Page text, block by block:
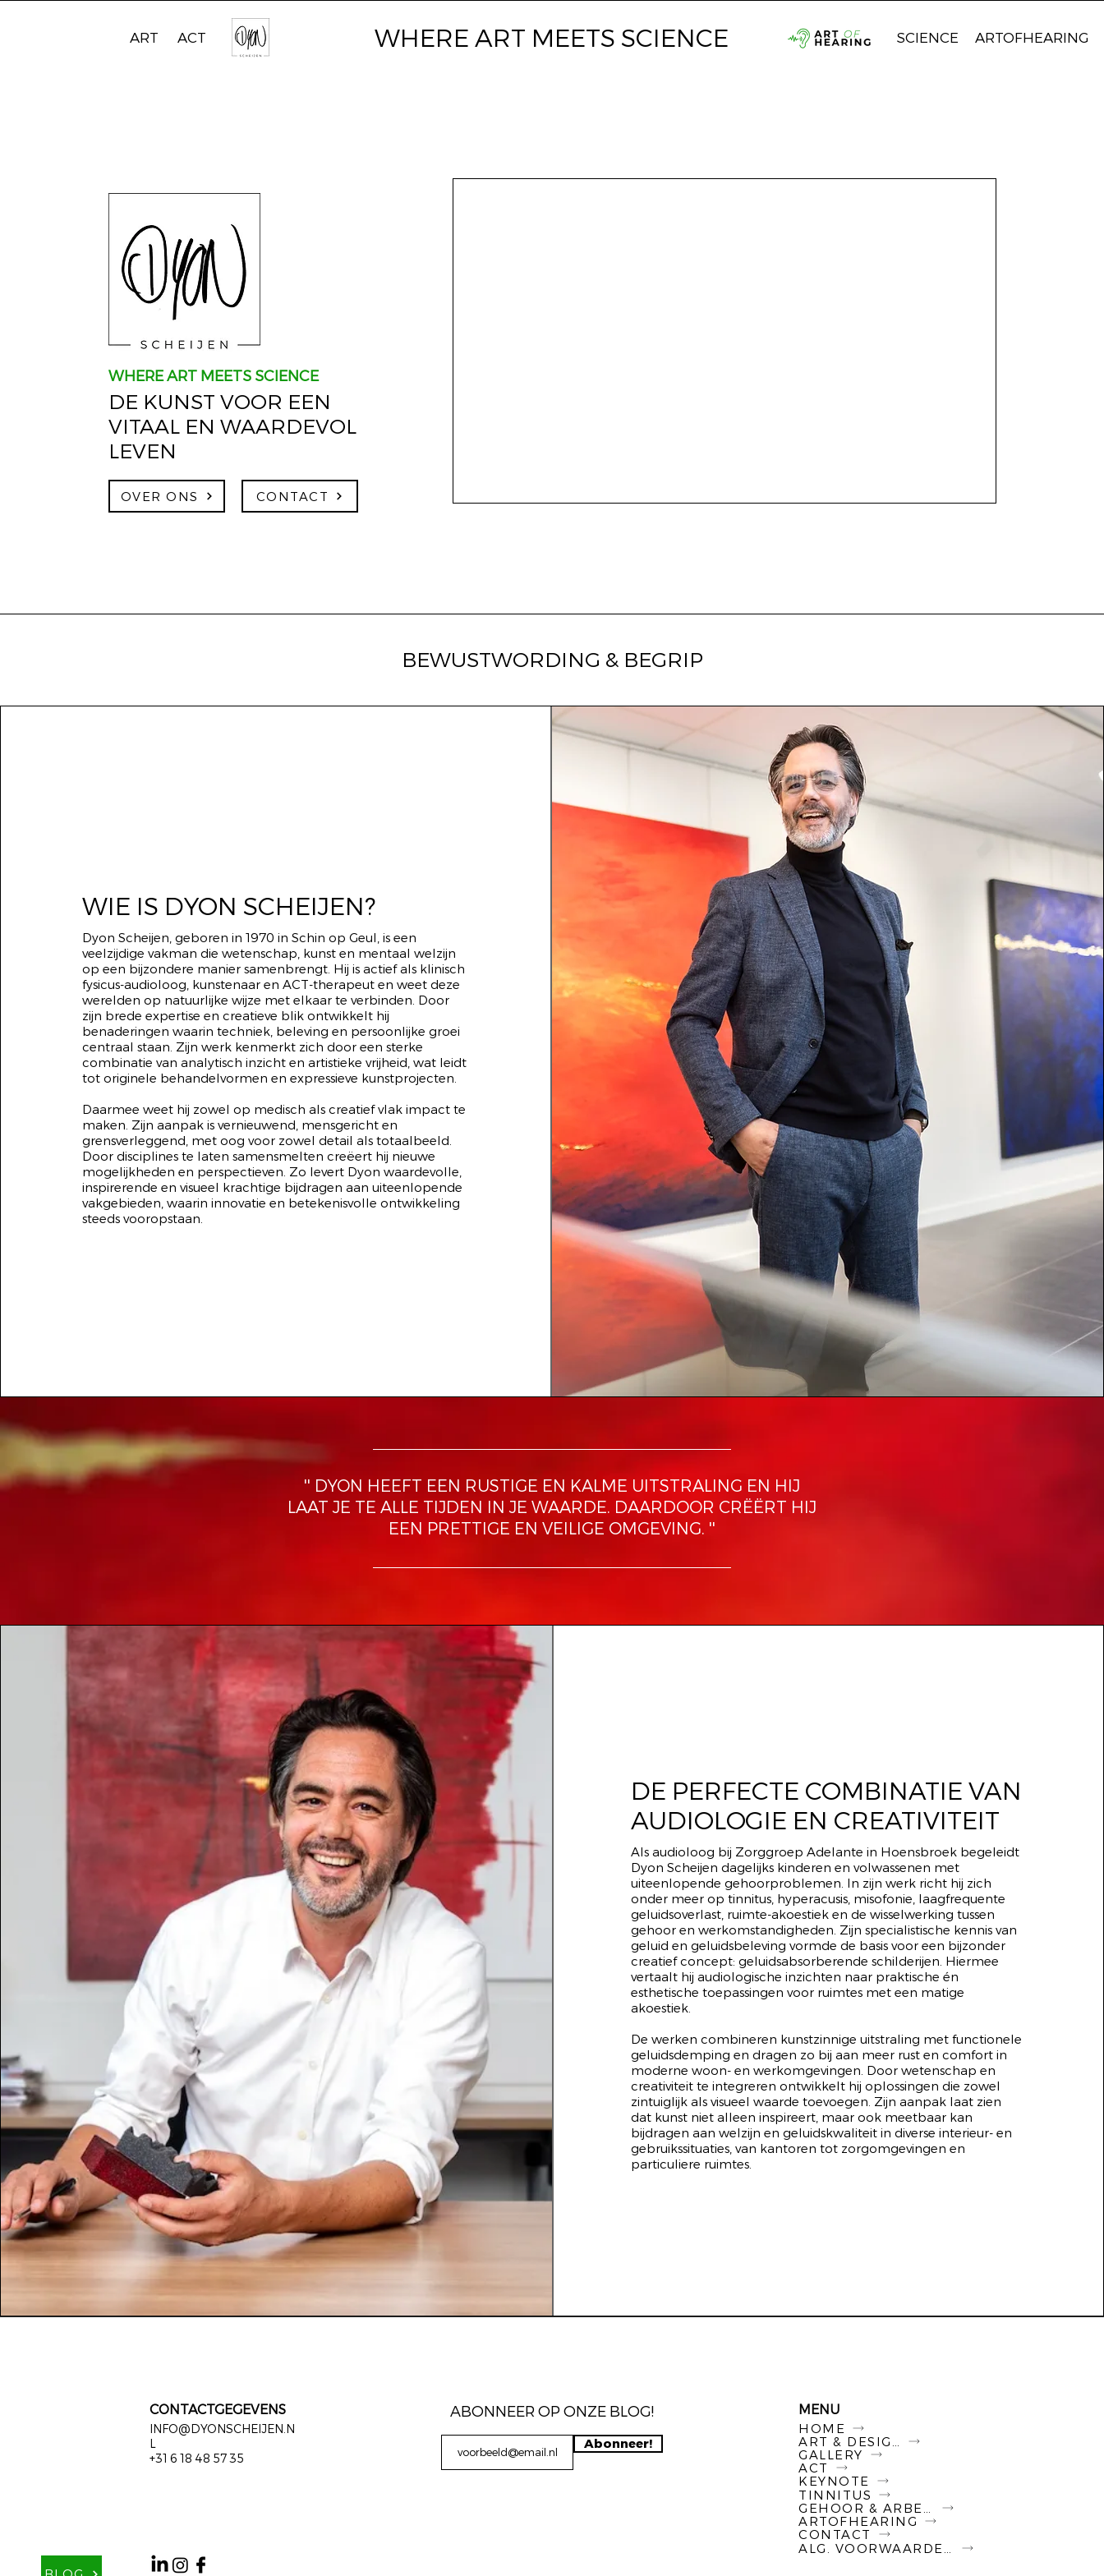
ART ACT WHERE ART MEETS SCIENCE SCIENCE ARTOFHEARING
WHERE ART MEETS SCIENCE
DE KUNST VOOR EEN
VITAAL EN WAARDEVOL
LEVEN
OVER ONS CONTACT
BEWUSTWORDING & BEGRIP
WIE IS DYON SCHEIJEN?
Dyon Scheijen, geboren in 1970 in Schin op Geul, is een
veelzijdige vakman die wetenschap, kunst en mentaal welzijn
op een bijzondere manier samenbrengt. Hij is actief als klinisch
fysicus-audioloog, kunstenaar en ACT-therapeut en weet deze
werelden op natuurlijke wijze met elkaar te verbinden. Door
zijn brede expertise en creatieve blik ontwikkelt hij
benaderingen waarin techniek, beleving en persoonlijke groei
centraal staan. Zijn werk kenmerkt zich door een sterke
combinatie van analytisch inzicht en artistieke vrijheid, wat leidt
tot originele behandelvormen en expressieve kunstprojecten.
Daarmee weet hij zowel op medisch als creatief vlak impact te
maken. Zijn aanpak is vernieuwend, mensgericht en
grensverleggend, met oog voor zowel detail als totaalbeeld.
Door disciplines te laten samensmelten creëert hij nieuwe
mogelijkheden en perspectieven. Zo levert Dyon waardevolle,
inspirerende en visueel krachtige bijdragen aan uiteenlopende
vakgebieden, waarin innovatie en betekenisvolle ontwikkeling
steeds vooropstaan.
'' DYON HEEFT EEN RUSTIGE EN KALME UITSTRALING EN HIJ
LAAT JE TE ALLE TIJDEN IN JE WAARDE. DAARDOOR CRËËRT HIJ
EEN PRETTIGE EN VEILIGE OMGEVING. ''
DE PERFECTE COMBINATIE VAN
AUDIOLOGIE EN CREATIVITEIT
Als audioloog bij Zorggroep Adelante in Hoensbroek begeleidt
Dyon Scheijen dagelijks kinderen en volwassenen met
uiteenlopende gehoorproblemen. In zijn werk richt hij zich
onder meer op tinnitus, hyperacusis, misofonie, laagfrequente
geluidsoverlast, ruimte-akoestiek en de wisselwerking tussen
gehoor en werkomstandigheden. Zijn specialistische kennis van
geluid en geluidsbeleving vormde de basis voor een bijzonder
creatief concept: geluidsabsorberende schilderijen. Hiermee
vertaalt hij audiologische inzichten naar praktische én
esthetische toepassingen voor ruimtes met een matige
akoestiek.
De werken combineren kunstzinnige uitstraling met functionele
geluidsdemping en dragen zo bij aan meer rust en comfort in
moderne woon- en werkomgevingen. Door wetenschap en
creativiteit te integreren ontwikkelt hij oplossingen die zowel
zintuiglijk als visueel waarde toevoegen. Zijn aanpak laat zien
dat kunst niet alleen inspireert, maar ook meetbaar kan
bijdragen aan welzijn en geluidskwaliteit in diverse interieur- en
gebruikssituaties, van kantoren tot zorgomgevingen en
particuliere ruimtes.
CONTACTGEGEVENS
INFO@DYONSCHEIJEN.N
L
+31 6 18 48 57 35
ABONNEER OP ONZE BLOG!
Abonneer!
MENU
HOME
GALLERY
ACT
KEYNOTE
TINNITUS
ARTOFHEARING
CONTACT